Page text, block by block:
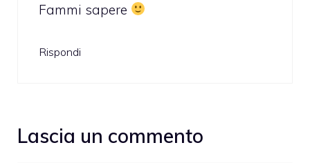
Fammi sapere
Rispondi
Lascia un commento